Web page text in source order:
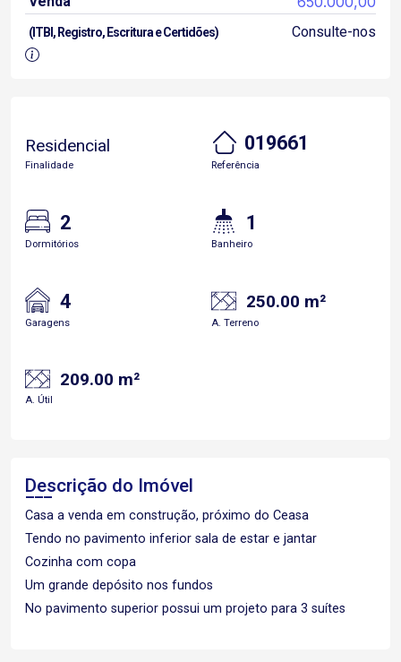
(ITBI, Registro, Escritura e Certidões) Consulte-nos
Residencial
Finalidade
019661
Referência
2
Dormitórios
1
Banheiro
4
Garagens
250.00 m²
A. Terreno
209.00 m²
A. Útil
Descrição do Imóvel
Casa a venda em construção, próximo do Ceasa
Tendo no pavimento inferior sala de estar e jantar
Cozinha com copa
Um grande depósito nos fundos
No pavimento superior possui um projeto para 3 suítes